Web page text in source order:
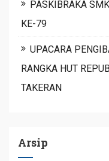
PASKIBRAKA
KE-79
UPACARA
RANGKA HUT
TAKERAN
Arsip